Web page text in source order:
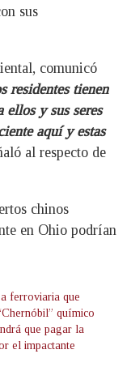
sus
comunicó
residentes tienen
y sus seres
aquí y estas
al respecto de
chinos
en Ohio podrían
ferroviaria que
químico
que pagar la
el impactante